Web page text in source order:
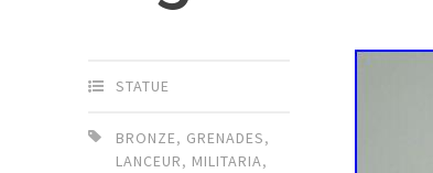
STATUE
BRONZE, GRENADES,
LANCEUR, MILITARIA,